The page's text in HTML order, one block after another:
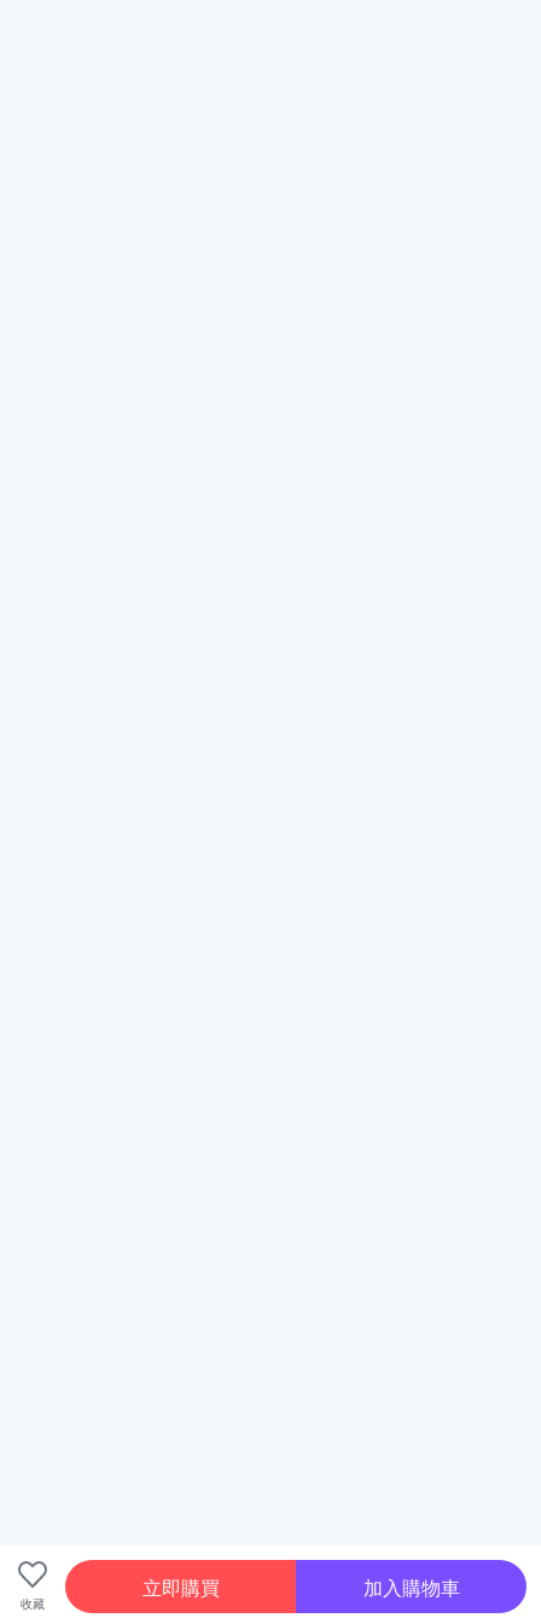
收藏
立即購買 加入購物車